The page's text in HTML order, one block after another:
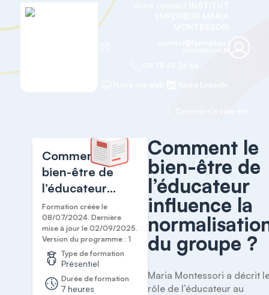
Comment le
bien-être de
l’éducateur
influence la
normalisation du
groupe ?
Formation créée le
08/07/2024. Dernière
mise à jour le 02/09/2025.
Version du programme : 1
Type de formation
Présentiel
Durée de formation
7 heures
Comment le
bien-être de
l’éducateur
influence la
du groupe ?
Maria Montessori a décrit
rôle de l’éducateur au